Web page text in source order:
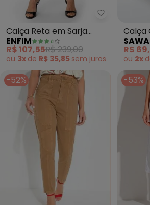
Enfim -
Calça Reta em Sarja
Cintura Alta (Bordô)
ENFIM
R$ 107,55R$ 239,00
ou 3x de R$ 35,85 sem juros
Calça
Faixa
R$
ou 2x
-52% -53%